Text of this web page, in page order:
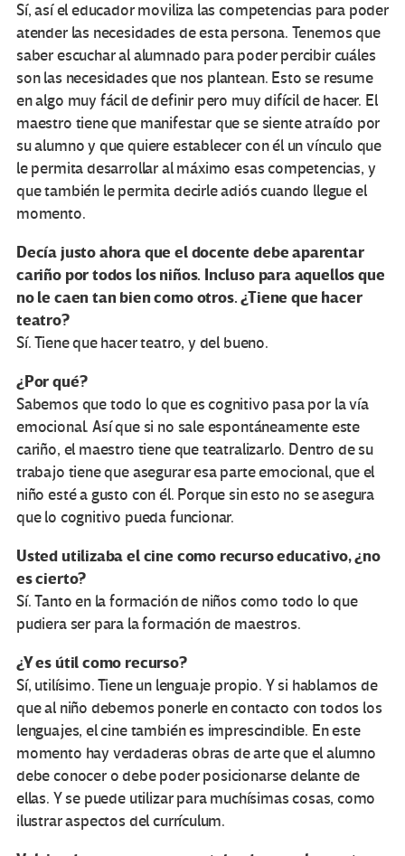
Sí, así el educador moviliza las competencias para poder
atender las necesidades de esta persona. Tenemos que
saber escuchar al alumnado para poder percibir cuáles
son las necesidades que nos plantean. Esto se resume
en algo muy fácil de definir pero muy difícil de hacer. El
maestro tiene que manifestar que se siente atraído por
su alumno y que quiere establecer con él un vínculo que
le permita desarrollar al máximo esas competencias, y
que también le permita decirle adiós cuando llegue el
momento.
Decía justo ahora que el docente debe aparentar
cariño por todos los niños. Incluso para aquellos que
no le caen tan bien como otros. ¿Tiene que hacer
teatro?
Sí. Tiene que hacer teatro, y del bueno.
¿Por qué?
Sabemos que todo lo que es cognitivo pasa por la vía
emocional. Así que si no sale espontáneamente este
cariño, el maestro tiene que teatralizarlo. Dentro de su
trabajo tiene que asegurar esa parte emocional, que el
niño esté a gusto con él. Porque sin esto no se asegura
que lo cognitivo pueda funcionar.
Usted utilizaba el cine como recurso educativo, ¿no
es cierto?
Sí. Tanto en la formación de niños como todo lo que
pudiera ser para la formación de maestros.
¿Y es útil como recurso?
Sí, utilísimo. Tiene un lenguaje propio. Y si hablamos de
que al niño debemos ponerle en contacto con todos los
lenguajes, el cine también es imprescindible. En este
momento hay verdaderas obras de arte que el alumno
debe conocer o debe poder posicionarse delante de
ellas. Y se puede utilizar para muchísimas cosas, como
ilustrar aspectos del currículum.